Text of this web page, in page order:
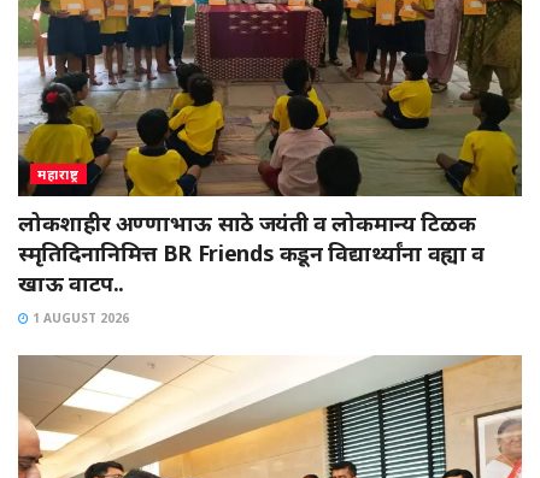
महाराष्ट्र
लोकशाहीर अण्णाभाऊ साठे जयंती व लोकमान्य टिळक
स्मृतिदिनानिमित्त BR Friends कडून विद्यार्थ्यांना वह्या व
खाऊ वाटप..
1 AUGUST 2026